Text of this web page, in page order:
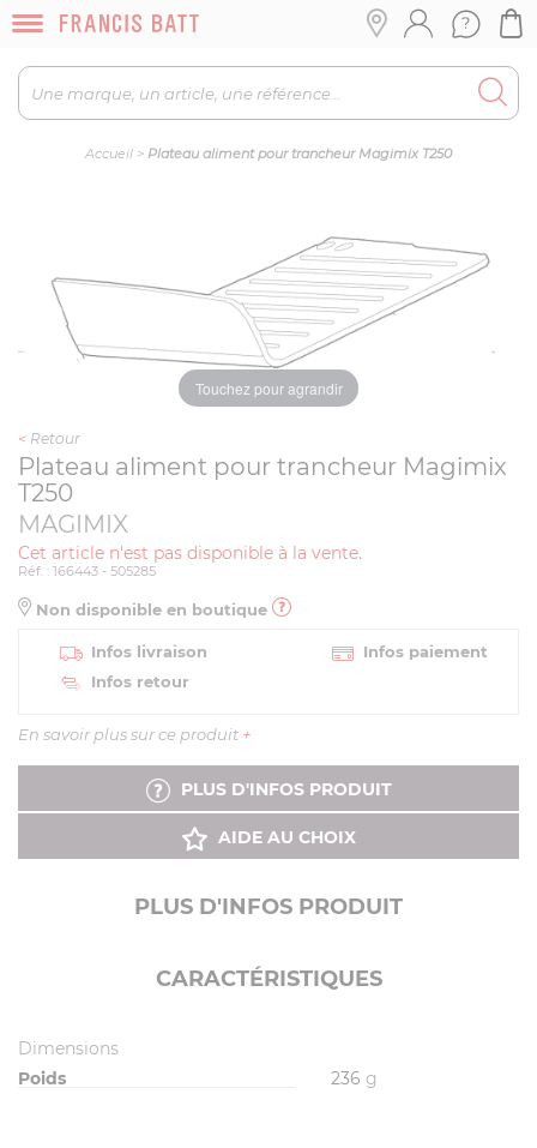
Accueil > Plateau aliment pour trancheur Magimix T250
Touchez pour agrandir
< Retour
Plateau aliment pour trancheur Magimix
T250
MAGIMIX
Cet article n'est pas disponible à la vente.
Réf. : 166443 - 505285
Non disponible en boutique
Infos livraison
Infos paiement
Infos retour
En savoir plus sur ce produit +
PLUS D'INFOS PRODUIT
AIDE AU CHOIX
PLUS D'INFOS PRODUIT
CARACTÉRISTIQUES
Dimensions
Poids
236 g